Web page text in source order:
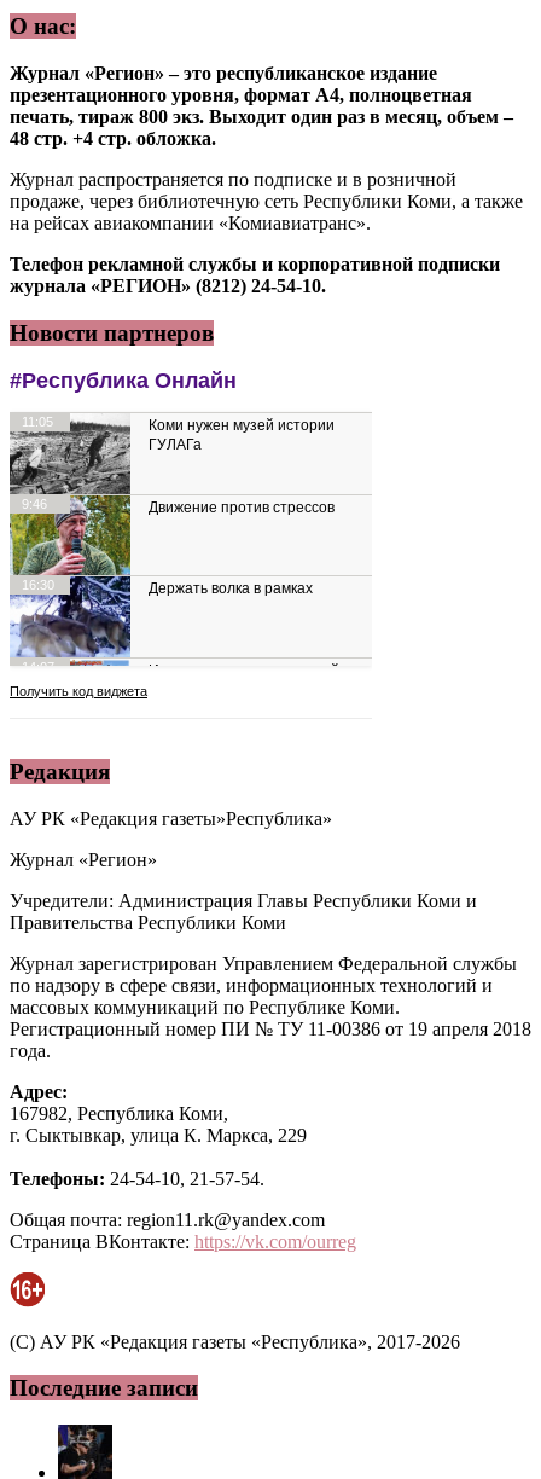
О нас:
Журнал «Регион» – это республиканское издание
презентационного уровня, формат А4, полноцветная
печать, тираж 800 экз. Выходит один раз в месяц, объем –
48 стр. +4 стр. обложка.
Журнал распространяется по подписке и в розничной
продаже, через библиотечную сеть Республики Коми, а также
на рейсах авиакомпании «Комиавиатранс».
Телефон рекламной службы и корпоративной подписки
журнала «РЕГИОН» (8212) 24-54-10.
Новости партнеров
Редакция
АУ РК «Редакция газеты»Республика»
Журнал «Регион»
Учредители: Администрация Главы Республики Коми и
Правительства Республики Коми
Журнал зарегистрирован Управлением Федеральной службы
по надзору в сфере связи, информационных технологий и
массовых коммуникаций по Республике Коми.
Регистрационный номер ПИ № ТУ 11-00386 от 19 апреля 2018
года.
Адрес:
167982, Республика Коми,
г. Сыктывкар, улица К. Маркса, 229
Телефоны: 24-54-10, 21-57-54.
Общая почта: region11.rk@yandex.com
Страница ВКонтакте: https://vk.com/ourreg
(C) АУ РК «Редакция газеты «Республика», 2017-2026
Последние записи